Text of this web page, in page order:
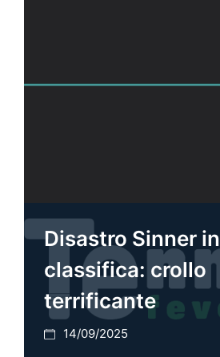
Disastro Sinner in
classifica: crollo
terrificante
14/09/2025